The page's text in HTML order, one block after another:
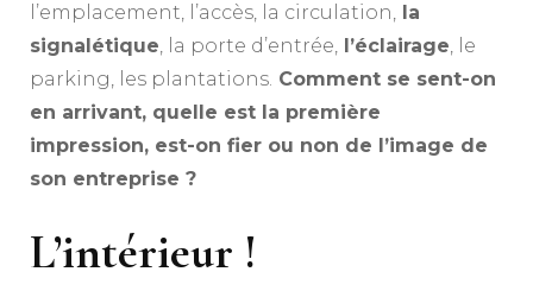
l’emplacement, l’accès, la circulation, la
signalétique, la porte d’entrée, l’éclairage, le
parking, les plantations. Comment se sent-on
en arrivant, quelle est la première
impression, est-on fier ou non de l’image de
son entreprise ?
L’intérieur !